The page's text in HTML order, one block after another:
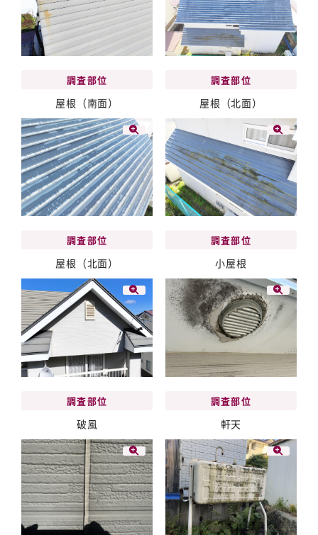
調査部位
屋根（南面）
調査部位
屋根（北面）
調査部位
屋根（北面）
調査部位
小屋根
調査部位
破風
調査部位
軒天